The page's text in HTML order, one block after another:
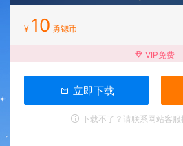
¥ 10 勇锶币
VIP免费
立即下载
下载不了？请联系网站客服